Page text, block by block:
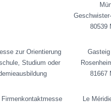
80539
zur Orientierung
Studium oder
81667
Firmenkontaktmesse
Le